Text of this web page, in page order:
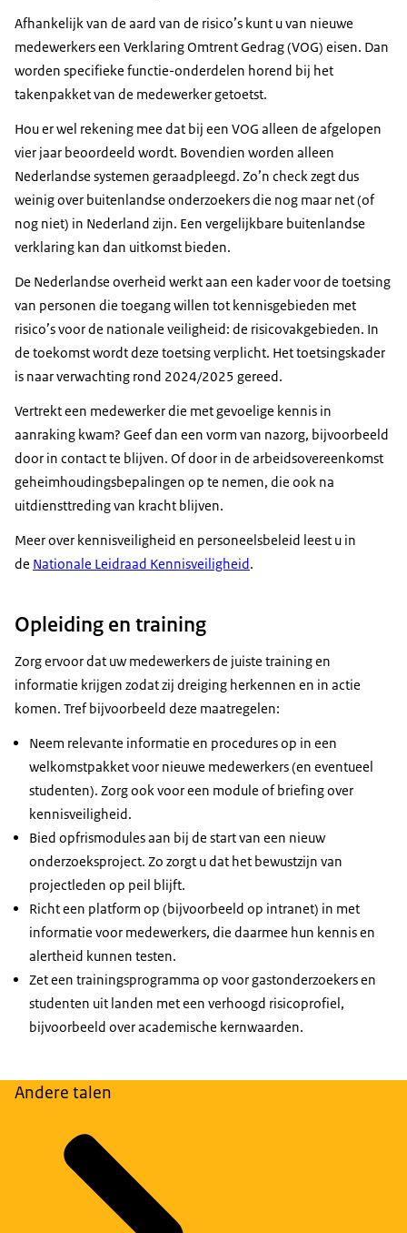
Afhankelijk van de aard van de risico’s kunt u van nieuwe
medewerkers een Verklaring Omtrent Gedrag (VOG) eisen. Dan
worden specifieke functie-onderdelen horend bij het
takenpakket van de medewerker getoetst.
Hou er wel rekening mee dat bij een VOG alleen de afgelopen
vier jaar beoordeeld wordt. Bovendien worden alleen
Nederlandse systemen geraadpleegd. Zo’n check zegt dus
weinig over buitenlandse onderzoekers die nog maar net (of
nog niet) in Nederland zijn. Een vergelijkbare buitenlandse
verklaring kan dan uitkomst bieden.
De Nederlandse overheid werkt aan een kader voor de toetsing
van personen die toegang willen tot kennisgebieden met
risico’s voor de nationale veiligheid: de risicovakgebieden. In
de toekomst wordt deze toetsing verplicht. Het toetsingskader
is naar verwachting rond 2024/2025 gereed.
Vertrekt een medewerker die met gevoelige kennis in
aanraking kwam? Geef dan een vorm van nazorg, bijvoorbeeld
door in contact te blijven. Of door in de arbeidsovereenkomst
geheimhoudingsbepalingen op te nemen, die ook na
uitdiensttreding van kracht blijven.
Meer over kennisveiligheid en personeelsbeleid leest u in
de Nationale Leidraad Kennisveiligheid.
Opleiding en training
Zorg ervoor dat uw medewerkers de juiste training en
informatie krijgen zodat zij dreiging herkennen en in actie
komen. Tref bijvoorbeeld deze maatregelen:
Neem relevante informatie en procedures op in een
welkomstpakket voor nieuwe medewerkers (en eventueel
studenten). Zorg ook voor een module of briefing over
kennisveiligheid.
Bied opfrismodules aan bij de start van een nieuw
onderzoeksproject. Zo zorgt u dat het bewustzijn van
projectleden op peil blijft.
Richt een platform op (bijvoorbeeld op intranet) in met
informatie voor medewerkers, die daarmee hun kennis en
alertheid kunnen testen.
Zet een trainingsprogramma op voor gastonderzoekers en
studenten uit landen met een verhoogd risicoprofiel,
bijvoorbeeld over academische kernwaarden.
Andere talen